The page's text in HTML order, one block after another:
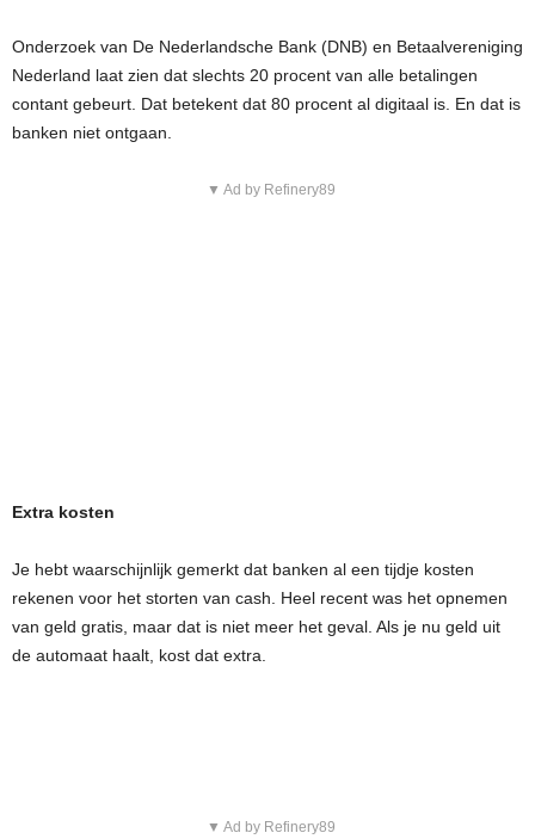
Onderzoek van De Nederlandsche Bank (DNB) en Betaalvereniging
Nederland laat zien dat slechts 20 procent van alle betalingen
contant gebeurt. Dat betekent dat 80 procent al digitaal is. En dat is
banken niet ontgaan.
▼ Ad by Refinery89
Extra kosten
Je hebt waarschijnlijk gemerkt dat banken al een tijdje kosten
rekenen voor het storten van cash. Heel recent was het opnemen
van geld gratis, maar dat is niet meer het geval. Als je nu geld uit
de automaat haalt, kost dat extra.
▼ Ad by Refinery89